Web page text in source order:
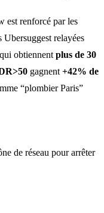
est renforcé par les
relayées
obtiennentplus de 30
gagnent+42% de
“plombier Paris”